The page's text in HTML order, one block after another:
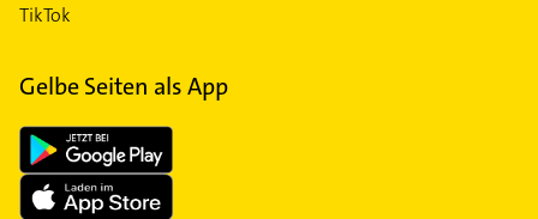
TikTok
Gelbe Seiten als App